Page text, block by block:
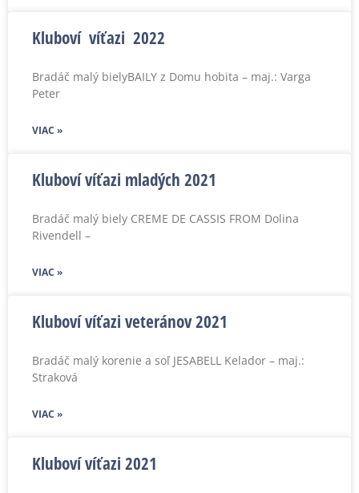
Kluboví víťazi 2022
Bradáč malý bielyBAILY z Domu hobita – maj.: Varga
Peter
VIAC »
Kluboví víťazi mladých 2021
Bradáč malý biely CREME DE CASSIS FROM Dolina
Rivendell –
VIAC »
Kluboví víťazi veteránov 2021
Bradáč malý korenie a soľ JESABELL Kelador – maj.:
Straková
VIAC »
Kluboví víťazi 2021